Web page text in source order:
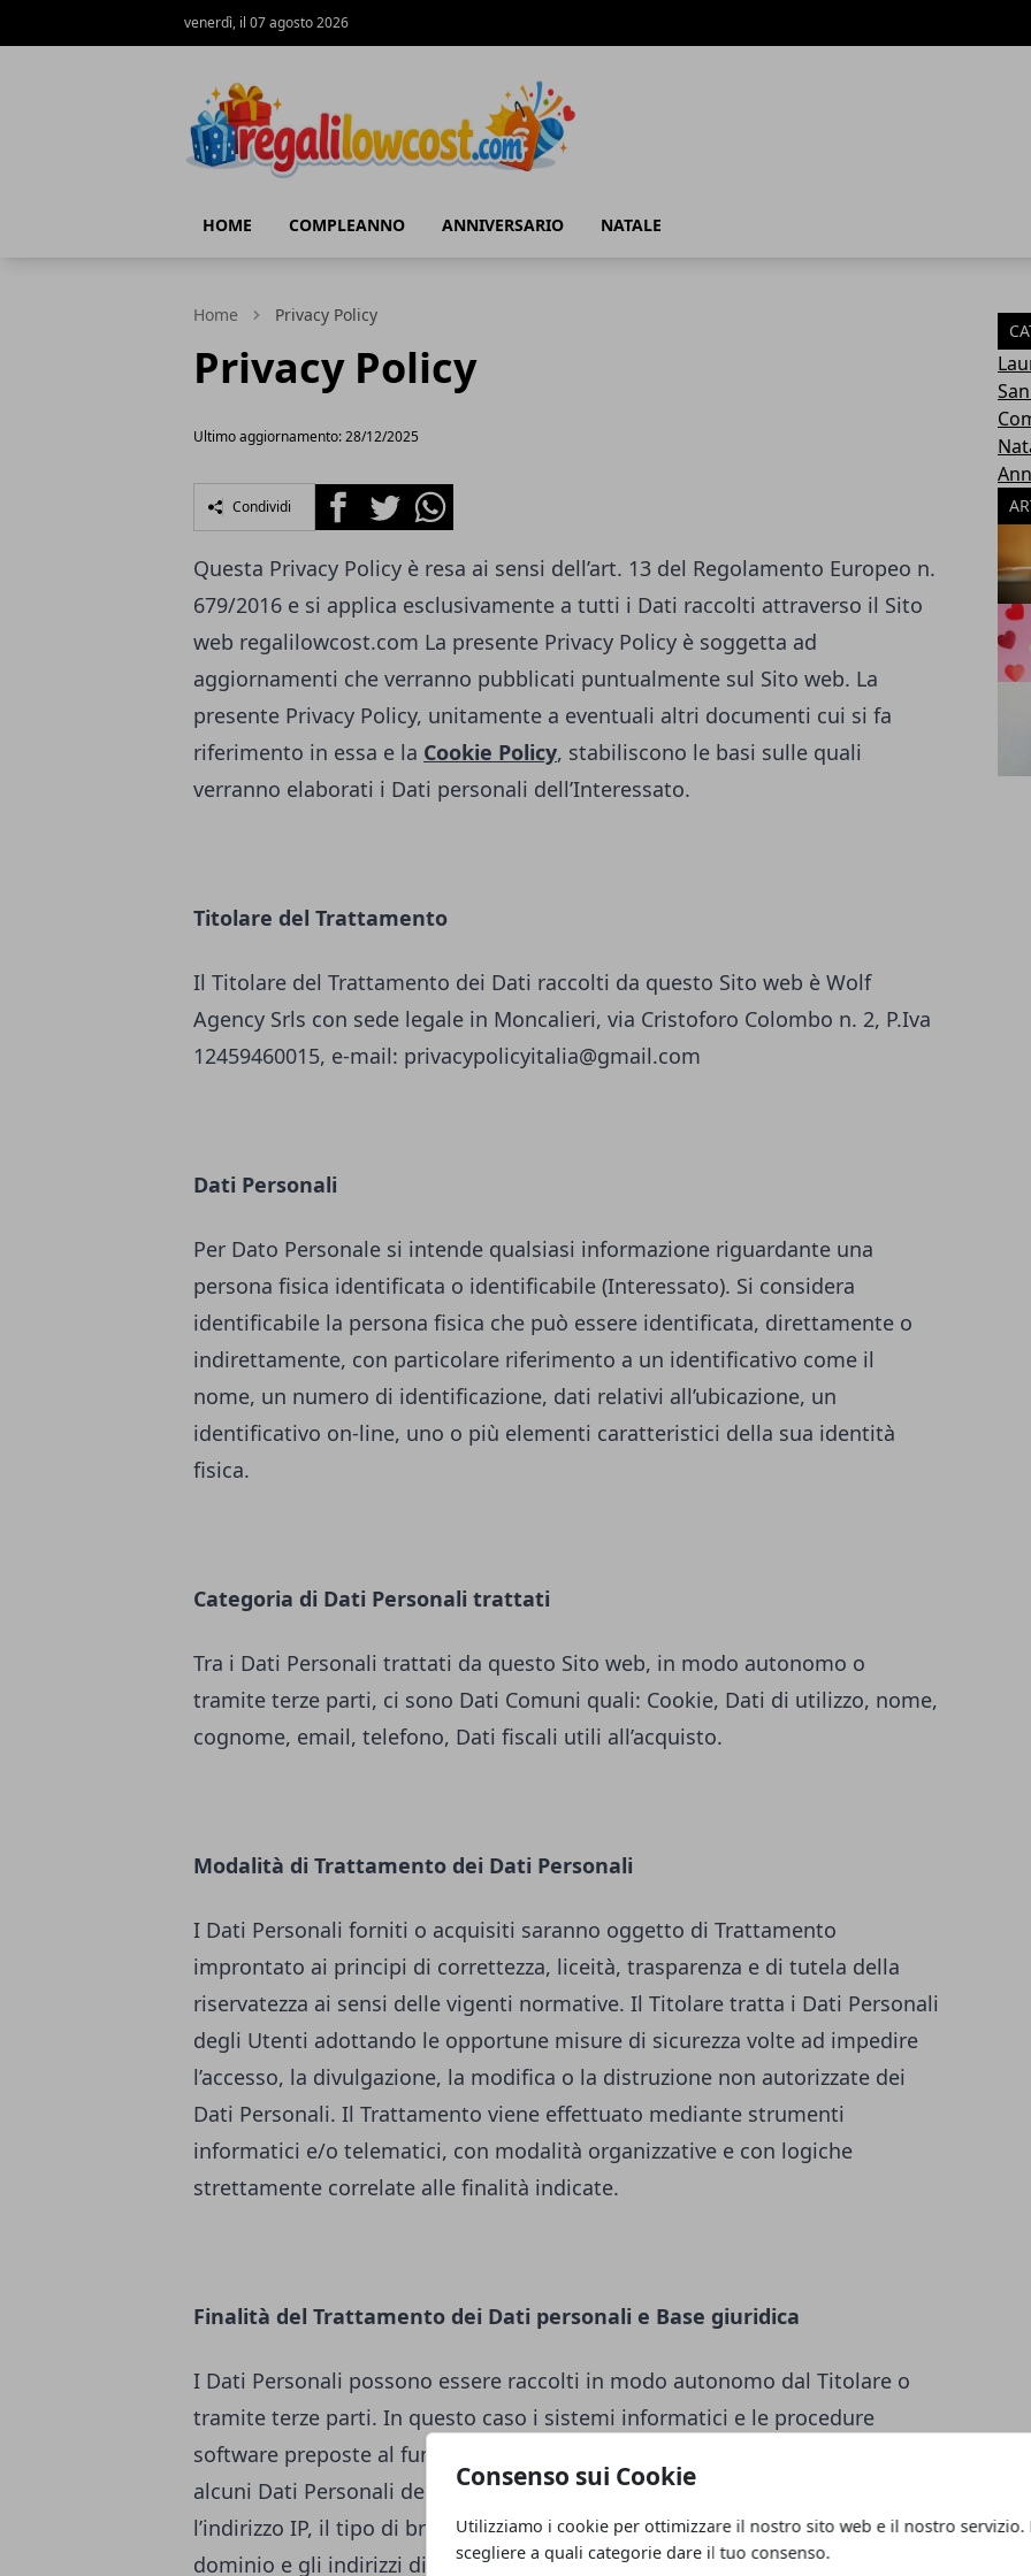
Consenso sui Cookie
Utilizziamo i cookie per ottimizzare il nostro sito web e il nostro servizio.
scegliere a quali categorie dare il tuo consenso.
venerdì, il 07 agosto 2026
HOME COMPLEANNO ANNIVERSARIO NATALE
Home Privacy Policy
Privacy Policy
Ultimo aggiornamento: 28/12/2025
Condividi FacebookTwitterWhatsapp
Questa Privacy Policy è resa ai sensi dell’art. 13 del Regolamento Europeo n.
679/2016 e si applica esclusivamente a tutti i Dati raccolti attraverso il Sito
web regalilowcost.com La presente Privacy Policy è soggetta ad
aggiornamenti che verranno pubblicati puntualmente sul Sito web. La
presente Privacy Policy, unitamente a eventuali altri documenti cui si fa
riferimento in essa e la Cookie Policy, stabiliscono le basi sulle quali
verranno elaborati i Dati personali dell’Interessato.
Titolare del Trattamento
Il Titolare del Trattamento dei Dati raccolti da questo Sito web è Wolf
Agency Srls con sede legale in Moncalieri, via Cristoforo Colombo n. 2, P.Iva
12459460015, e-mail: privacypolicyitalia@gmail.com
Dati Personali
Per Dato Personale si intende qualsiasi informazione riguardante una
persona fisica identificata o identificabile (Interessato). Si considera
identificabile la persona fisica che può essere identificata, direttamente o
indirettamente, con particolare riferimento a un identificativo come il
nome, un numero di identificazione, dati relativi all’ubicazione, un
identificativo on-line, uno o più elementi caratteristici della sua identità
fisica.
Categoria di Dati Personali trattati
Tra i Dati Personali trattati da questo Sito web, in modo autonomo o
tramite terze parti, ci sono Dati Comuni quali: Cookie, Dati di utilizzo, nome,
cognome, email, telefono, Dati fiscali utili all’acquisto.
Modalità di Trattamento dei Dati Personali
I Dati Personali forniti o acquisiti saranno oggetto di Trattamento
improntato ai principi di correttezza, liceità, trasparenza e di tutela della
riservatezza ai sensi delle vigenti normative. Il Titolare tratta i Dati Personali
degli Utenti adottando le opportune misure di sicurezza volte ad impedire
l’accesso, la divulgazione, la modifica o la distruzione non autorizzate dei
Dati Personali. Il Trattamento viene effettuato mediante strumenti
informatici e/o telematici, con modalità organizzative e con logiche
strettamente correlate alle finalità indicate.
Finalità del Trattamento dei Dati personali e Base giuridica
I Dati Personali possono essere raccolti in modo autonomo dal Titolare o
tramite terze parti. In questo caso i sistemi informatici e le procedure
software preposte al funzionamento del presente Sito web acquisiscono
alcuni Dati Personali degli Utenti, di carattere tecnico-informatico (ad es.
l’indirizzo IP, il tipo di browser utilizzato, il sistema operativo, il nome di
dominio e gli indirizzi di siti web dai quali è stato effettuato l’accesso o